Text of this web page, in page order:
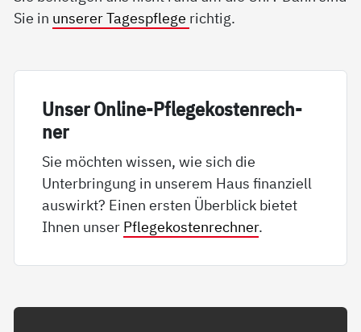
Sie in unserer Tagespflege richtig.
Un­ser On­li­ne-Pf­le­ge­kos­ten­rech­
ner
Sie möchten wissen, wie sich die
Unterbringung in unserem Haus finanziell
auswirkt? Einen ersten Überblick bietet
Ihnen unser Pflegekostenrechner.